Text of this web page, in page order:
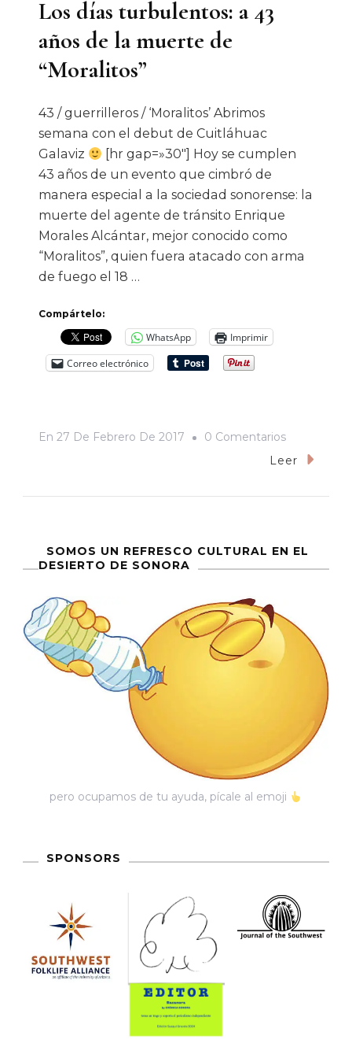
Los días turbulentos: a 43
años de la muerte de
“Moralitos”
43 / guerrilleros / ‘Moralitos’ Abrimos
semana con el debut de Cuitláhuac
Galaviz
[hr gap=»30″] Hoy se cumplen
43 años de un evento que cimbró de
manera especial a la sociedad sonorense: la
muerte del agente de tránsito Enrique
Morales Alcántar, mejor conocido como
“Moralitos”, quien fuera atacado con arma
de fuego el 18 …
Compártelo:
WhatsApp
Imprimir
Correo electrónico
En 27 De Febrero De 2017 0 ComentariosEn
Los
43
Años
La
Muerte
“Moralitos”
Leer
SOMOS UN REFRESCO CULTURAL EN EL
DESIERTO DE SONORA
pero ocupamos de tu ayuda, pícale al emoji
SPONSORS